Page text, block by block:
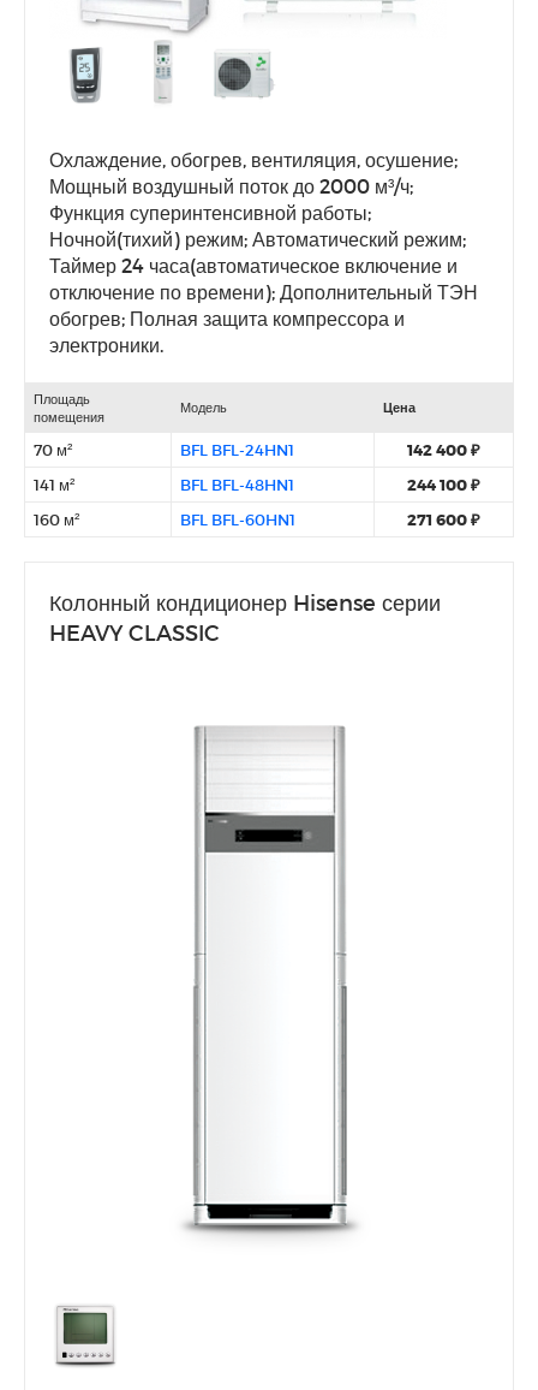
Охлаждение, обогрев, вентиляция, осушение;
Мощный воздушный поток до 2000 м³/ч;
Функция суперинтенсивной работы;
Ночной(тихий) режим; Автоматический режим;
Таймер 24 часа(автоматическое включение и
отключение по времени); Дополнительный ТЭН
обогрев; Полная защита компрессора и
электроники.
Площадь
помещения
Модель Цена
70 м² BFL BFL-24HN1
142 400 ₽
141 м²
BFL BFL-48HN1
244 100 ₽
160 м²
BFL BFL-60HN1 271 600 ₽
Колонный кондиционер Hisense серии
HEAVY CLASSIC